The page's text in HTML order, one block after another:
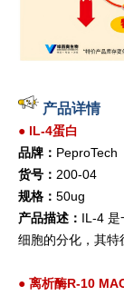
产品详情
● lL-4蛋白
品牌： PeproTech
货号： 200-04
规格： 50ug
产品描述： IL-4 是
细胞的分化，其
● 离析酶R-10